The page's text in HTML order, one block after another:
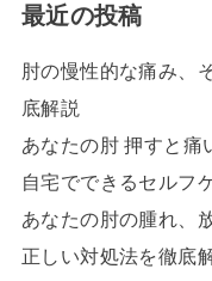
最近の投稿
肘の慢性的な痛み、
底解説
あなたの肘 押すと痛
自宅でできるセルフ
あなたの肘の腫れ、
正しい対処法を徹底